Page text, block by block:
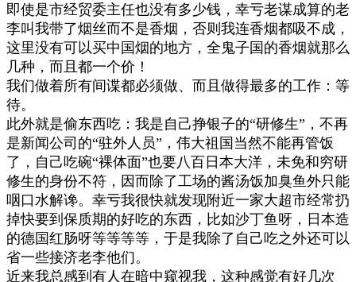
即使是市经贸委主任也没有多少钱，幸亏老谋成算的老
李叫我带了烟丝而不是香烟，否则我连香烟都吸不成，
这里没有可以买中国烟的地方，全鬼子国的香烟就那么
几种，而且都一个价！
我们做着所有间谍都必须做、而且做得最多的工作：等
待。
此外就是偷东西吃：我是自己挣银子的“研修生” ，不再
是新闻公司的“驻外人员” ，伟大祖国当然不能再管饭
了，自己吃碗“裸体面”也要八百日本大洋，未免和穷研
修生的身份不符，因而除了工场的酱汤饭加臭鱼外只能
咽口水解谗。幸亏我很快就发现附近一家大超市经常扔
掉快要到保质期的好吃的东西，比如沙丁鱼呀，日本造
的德国红肠呀等等等等，于是我除了自己吃之外还可以
省一些接济老李他们。
近来我总感到有人在暗中窥视我，这种感觉有好几次